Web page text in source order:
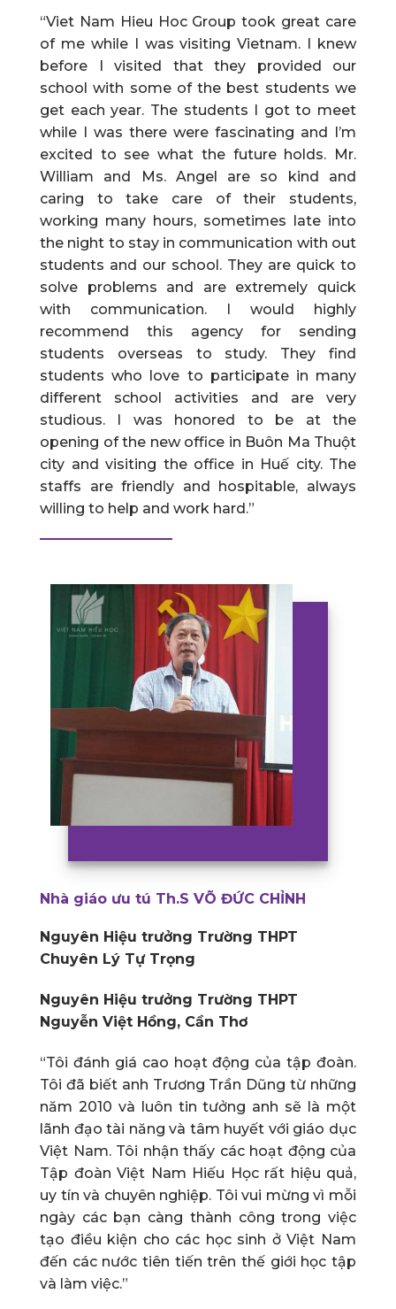
“Viet Nam Hieu Hoc Group took great care
of me while I was visiting Vietnam. I knew
before I visited that they provided our
school with some of the best students we
get each year. The students I got to meet
while I was there were fascinating and I’m
excited to see what the future holds. Mr.
William and Ms. Angel are so kind and
caring to take care of their students,
working many hours, sometimes late into
the night to stay in communication with out
students and our school. They are quick to
solve problems and are extremely quick
with communication. I would highly
recommend this agency for sending
students overseas to study. They find
students who love to participate in many
different school activities and are very
studious. I was honored to be at the
opening of the new office in Buôn Ma Thuột
city and visiting the office in Huế city. The
staffs are friendly and hospitable, always
willing to help and work hard.”
Nhà giáo ưu tú Th.S VÕ ĐỨC CHỈNH
Nguyên Hiệu trưởng Trường THPT
Chuyên Lý Tự Trọng
Nguyên Hiệu trưởng Trường THPT
Nguyễn Việt Hồng, Cần Thơ
“Tôi đánh giá cao hoạt động của tập đoàn.
Tôi đã biết anh Trương Trần Dũng từ những
năm 2010 và luôn tin tưởng anh sẽ là một
lãnh đạo tài năng và tâm huyết với giáo dục
Việt Nam. Tôi nhận thấy các hoạt động của
Tập đoàn Việt Nam Hiếu Học rất hiệu quả,
uy tín và chuyên nghiệp. Tôi vui mừng vì mỗi
ngày các bạn càng thành công trong việc
tạo điều kiện cho các học sinh ở Việt Nam
đến các nước tiên tiến trên thế giới học tập
và làm việc.”